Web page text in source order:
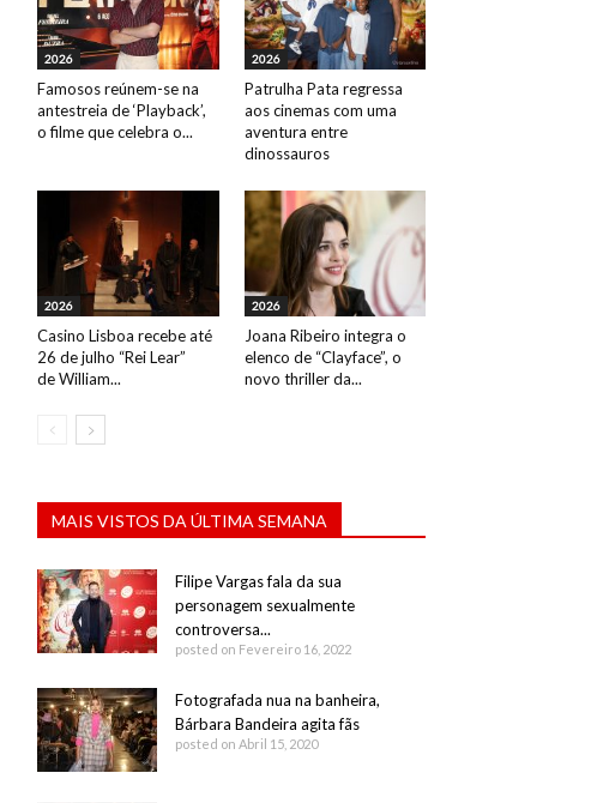
2026
Famosos reúnem-se na
antestreia de ‘Playback’,
o filme que celebra o...
2026
Patrulha Pata regressa
aos cinemas com uma
aventura entre
dinossauros
2026
Casino Lisboa recebe até
26 de julho “Rei Lear”
de William...
2026
Joana Ribeiro integra o
elenco de “Clayface”, o
novo thriller da...
MAIS VISTOS DA ÚLTIMA SEMANA
Filipe Vargas fala da sua
personagem sexualmente
controversa...
posted on Fevereiro 16, 2022
Fotografada nua na banheira,
Bárbara Bandeira agita fãs
posted on Abril 15, 2020